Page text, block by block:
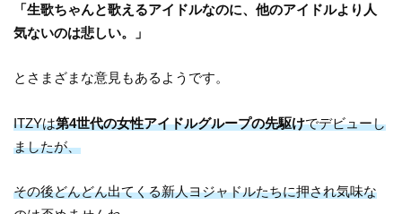
「生歌ちゃんと歌えるアイドルなのに、他のアイドルより人
気ないのは悲しい。」
とさまざまな意見もあるようです。
ITZYは第4世代の女性アイドルグループの先駆けでデビューし
ましたが、
その後どんどん出てくる新人ヨジャドルたちに押され気味な